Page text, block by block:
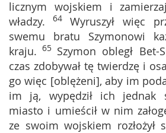
licznym wojskiem i
władzy. 64 Wyruszył więc
swemu bratu Szymonowi
kraju. 65 Szymon obległ Bet-
czas zdobywał tę twierdzę i
go więc [oblężeni], aby im
im ją, wypędził ich jednak
miasto i umieścił w nim
ze swoim wojskiem rozłożył